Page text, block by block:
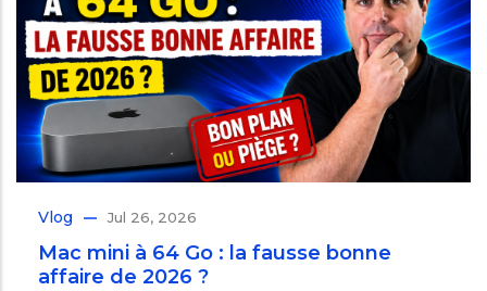
Vlog Jul 26, 2026
Mac mini à 64 Go : la fausse bonne
affaire de 2026 ?